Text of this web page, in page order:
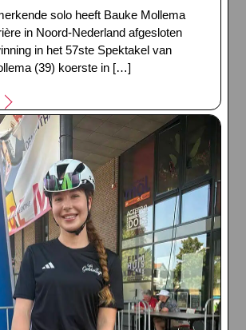
solo heeft Bauke Mollema
in Noord-Nederland afgesloten
in het 57ste Spektakel van
(39) koerste in […]